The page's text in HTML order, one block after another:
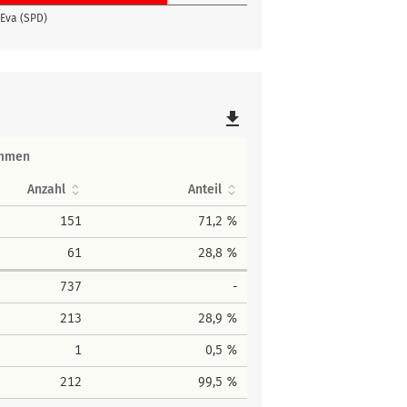
(SPD)
file_download
Anzahl Anteil
151 71,2 %
61 28,8 %
737 -
213 28,9 %
1 0,5 %
212 99,5 %